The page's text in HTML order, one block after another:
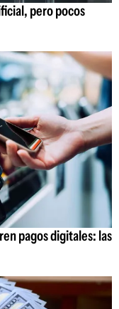
pero pocos
pagos digitales: las